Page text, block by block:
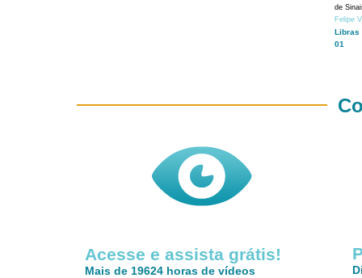
de
Felipe
Libras
01
Acesse e assista grátis!
Mais de 19624 horas de vídeos